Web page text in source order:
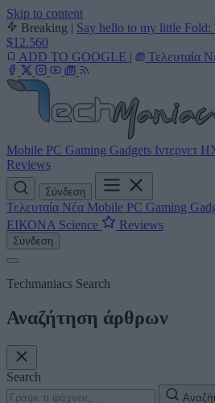
Skip to content
Breaking | Say hello to my little
$12.560
ADD TO GOOGLE | Τελευταία
Mobile PC Gaming Gadgets Ιντερνετ
Reviews
Σύνδεση
Τελευταία Νέα Mobile PC Gaming
ΕΙΚΟΝΑ Science Reviews
Σύνδεση
Techmaniacs Search
Αναζήτηση άρθρων
Search